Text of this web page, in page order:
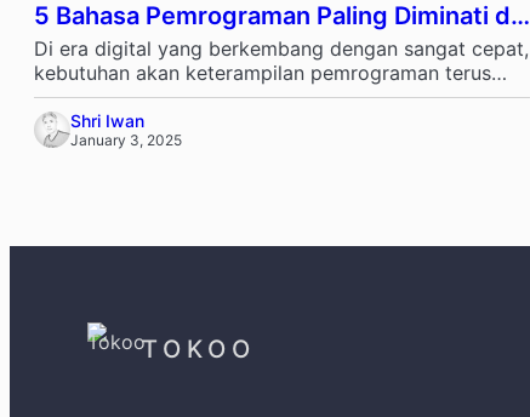
5 Bahasa Pemrograman Paling Diminati di
Tahun Ini dan Alasannya
Di era digital yang berkembang dengan sangat cepat,
kebutuhan akan keterampilan pemrograman terus
meningkat. Perusahaan startup, korporasi besar,
hingga lembaga …
Shri Iwan
January 3, 2025
TOKOO